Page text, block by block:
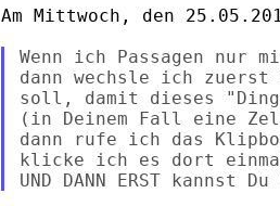
Am Mittwoch, den
Wenn ich Passagen nur
dann wechsle ich
soll, damit dieses
(in Deinem Fall eine
dann rufe ich das
klicke ich es dort